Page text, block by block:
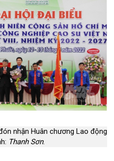
nhận Huân chương Lao động
Thanh Sơn.